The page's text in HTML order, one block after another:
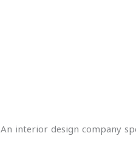
An interior design company